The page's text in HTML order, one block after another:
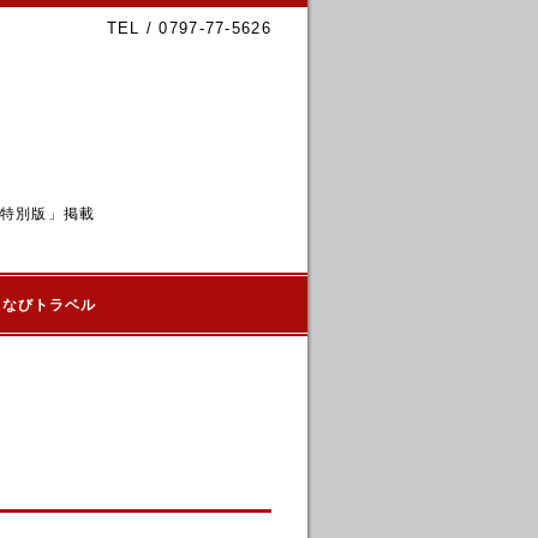
TEL / 0797-77-5626
別版」掲載
びトラベル